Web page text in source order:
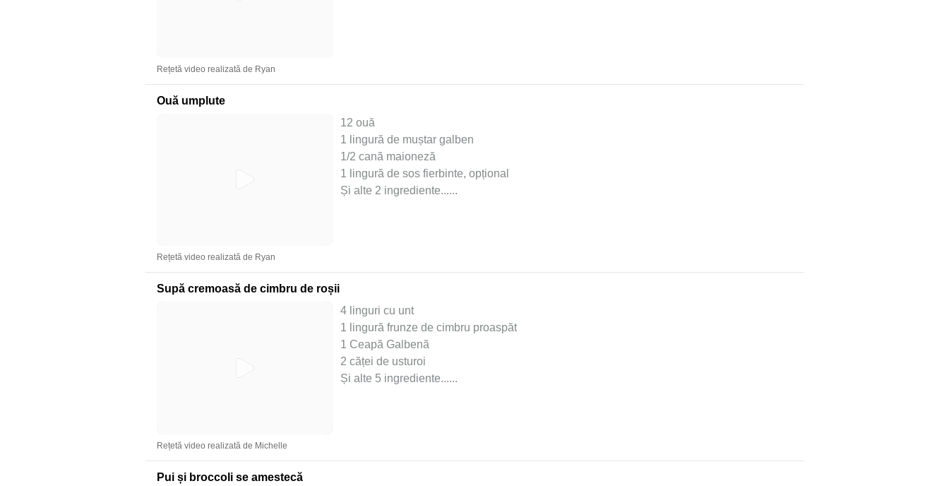
Rețetă video realizată de Ryan
Ouă umplute
12 ouă
1 lingură de muștar galben
1/2 cană maioneză
1 lingură de sos fierbinte, opțional
Și alte 2 ingrediente...
Rețetă video realizată de Ryan
Supă cremoasă de cimbru de roșii
4 linguri cu unt
1 lingură frunze de cimbru proaspăt
1 Ceapă Galbenă
2 căței de usturoi
Și alte 5 ingrediente......
Rețetă video realizată de Michelle
Pui și broccoli se amestecă